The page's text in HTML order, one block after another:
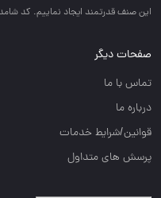
اين صنف قدرتمند ايجاد نماييم. کد شامد: 1-1-756538-65-
صفحات دیگر
تماس با ما
درباره ما
قوانین/شرایط خدمات
پرسش های متداول